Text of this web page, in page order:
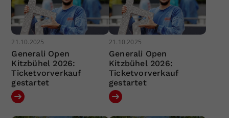
21.10.2025
Generali Open
Kitzbühel 2026:
Ticketvorverkauf
gestartet
21.10.2025
Generali Open
Kitzbühel 2026:
Ticketvorverkauf
gestartet